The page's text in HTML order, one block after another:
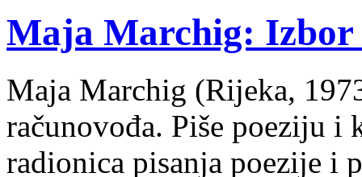
Maja Marchig: Izbor
Maja Marchig (Rijeka,
računovođa. Piše poeziju i
radionica pisanja poezije i